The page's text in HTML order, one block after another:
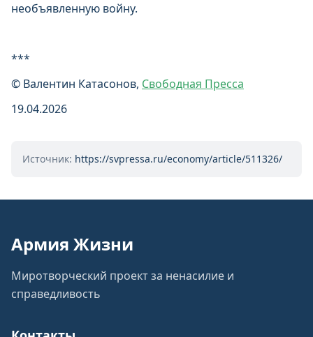
необъявленную войну.
***
© Валентин Катасонов, Свободная Пресса
19.04.2026
Источник: https://svpressa.ru/economy/article/511326/
Армия Жизни
Миротворческий проект за ненасилие и
справедливость